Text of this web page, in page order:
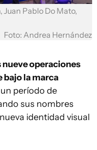
Juan Pablo Do Mato,
Foto: Andrea Hernández
nueve operaciones
bajo la marca
período de
sus nombres
identidad visual